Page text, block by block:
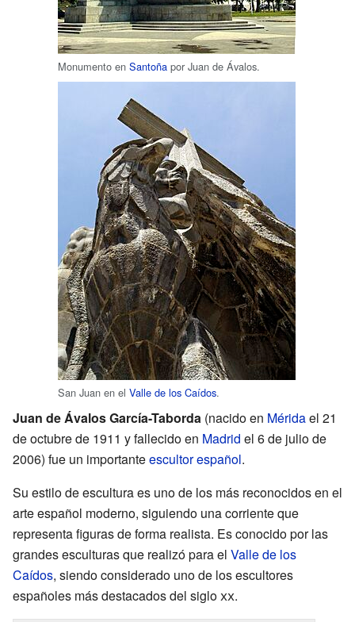
Monumento en Santoña por Juan de Ávalos.
San Juan en el Valle de los Caídos.
Juan de Ávalos García-Taborda (nacido en Méridael 21
de octubre de 1911 y fallecido en Madrid el 6 de julio de
2006) fue un importanteescultorespañol.
Su estilo de escultura es uno de los más reconocidos en el
arte español moderno, siguiendo una corriente que
representa figuras de forma realista. Es conocido por las
grandes esculturas que realizó para el Valle de los
Caídos, siendo considerado uno de los escultores
españoles más destacados del sigloxx.